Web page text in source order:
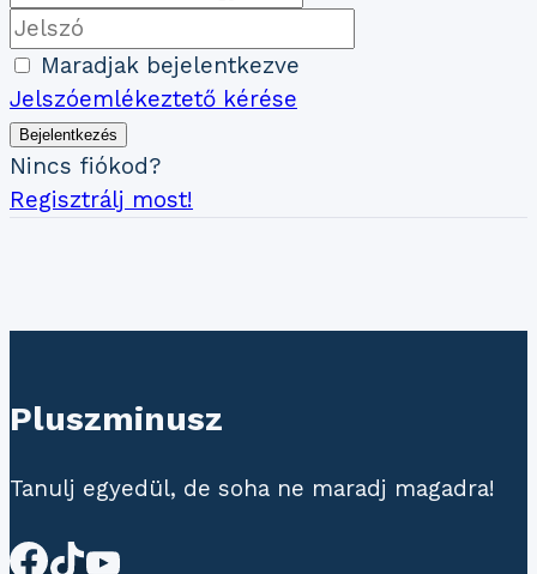
Maradjak bejelentkezve
Jelszóemlékeztető kérése
Bejelentkezés
Nincs fiókod?
Regisztrálj most!
Pluszminusz
Tanulj egyedül, de soha ne maradj magadra!